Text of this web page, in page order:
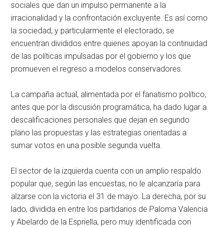
sociales que dan un impulso permanente a la
irracionalidad y la confrontación excluyente. Es así como
la sociedad, y particularmente el electorado, se
encuentran divididos entre quienes apoyan la continuidad
de las políticas impulsadas por el gobierno y los que
promueven el regreso a modelos conservadores.
La campaña actual, alimentada por el fanatismo político,
antes que por la discusión programática, ha dado lugar a
descalificaciones personales que dejan en segundo
plano las propuestas y las estrategias orientadas a
sumar votos en una posible segunda vuelta.
El sector de la izquierda cuenta con un amplio respaldo
popular que, según las encuestas, no le alcanzaría para
alzarse con la victoria el 31 de mayo. La derecha, por su
lado, dividida en entre los partidarios de Paloma Valencia
y Abelardo de la Espriella, pero muy identificada con